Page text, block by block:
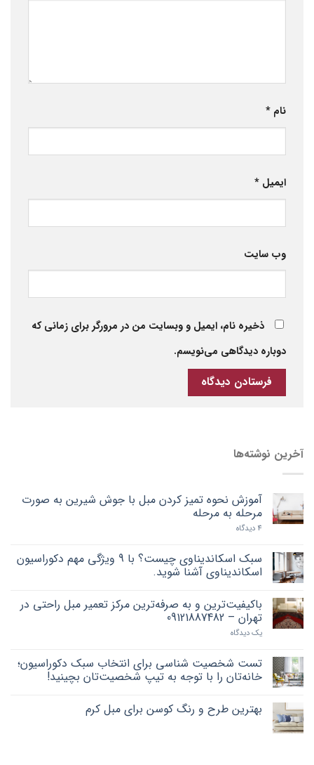
نام *
ایمیل *
وب‌ سایت
ذخیره نام، ایمیل و وبسایت من در مرورگر برای زمانی که
دوباره دیدگاهی می‌نویسم.
آخرین نوشته‌ها
آموزش نحوه تمیز کردن مبل با جوش شیرین به صورت
مرحله به مرحله
4 دیدگاه
سبک اسکاندیناوی چیست؟ با 9 ویژگی مهم دکوراسیون
اسکاندیناوی آشنا شوید.
باکیفیت‌ترین و به صرفه‌ترین مرکز تعمیر مبل راحتی در
تهران – 09121887482
یک دیدگاه
تست شخصیت شناسی برای انتخاب سبک دکوراسیون؛
خانه‌تان را با توجه به تیپ شخصیت‌تان بچینید!
بهترین طرح و رنگ کوسن برای مبل کرم